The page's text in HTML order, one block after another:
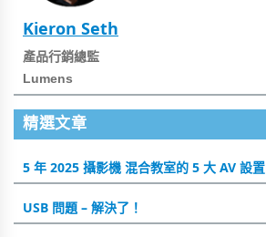
Kieron Seth
產品行銷總監
Lumens
精選文章
5 年 2025 攝影機 混合教室的 5 大 AV 設置
USB 問題 – 解決了！